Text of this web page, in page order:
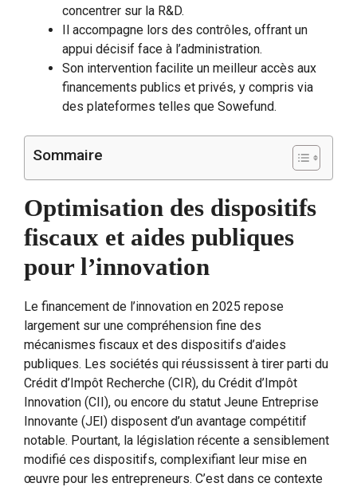
concentrer sur la R&D.
Il accompagne lors des contrôles, offrant un
appui décisif face à l’administration.
Son intervention facilite un meilleur accès aux
financements publics et privés, y compris via
des plateformes telles que Sowefund.
Sommaire
Optimisation des dispositifs
fiscaux et aides publiques
pour l’innovation
Le financement de l’innovation en 2025 repose
largement sur une compréhension fine des
mécanismes fiscaux et des dispositifs d’aides
publiques. Les sociétés qui réussissent à tirer parti du
Crédit d’Impôt Recherche (CIR), du Crédit d’Impôt
Innovation (CII), ou encore du statut Jeune Entreprise
Innovante (JEI) disposent d’un avantage compétitif
notable. Pourtant, la législation récente a sensiblement
modifié ces dispositifs, complexifiant leur mise en
œuvre pour les entrepreneurs. C’est dans ce contexte